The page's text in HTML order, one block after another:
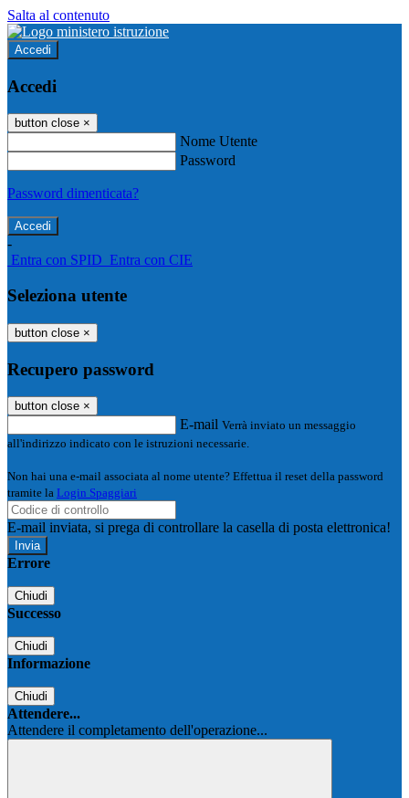
Salta al contenuto
Accedi
Accedi
button close ×
Nome Utente
Password
Password dimenticata?
-
Entra con SPID Entra con CIE
Seleziona utente
button close ×
Recupero password
button close ×
E-mail Verrà inviato un messaggio
all'indirizzo indicato con le istruzioni necessarie.
Non hai una e-mail associata al nome utente? Effettua il reset della password
tramite la Login Spaggiari
E-mail inviata, si prega di controllare la casella di posta elettronica!
Errore
Chiudi
Successo
Chiudi
Informazione
Chiudi
Attendere...
Attendere il completamento dell'operazione...